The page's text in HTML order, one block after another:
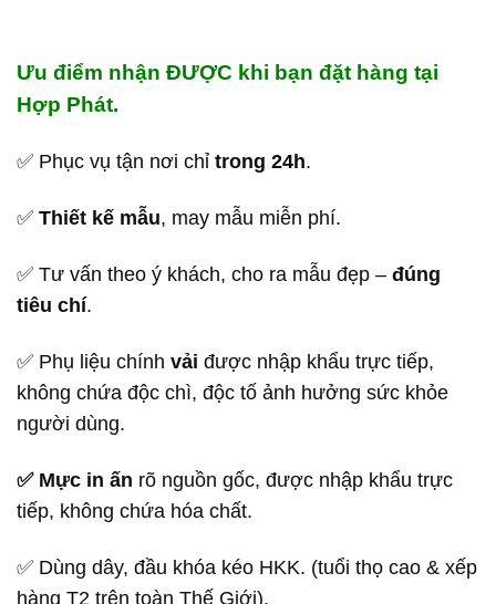
Ưu điểm nhận ĐƯỢC khi bạn đặt hàng tại
Hợp Phát.
✅ Phục vụ tận nơi chỉ trong 24h.
✅ Thiết kế mẫu, may mẫu miễn phí.
✅ Tư vấn theo ý khách, cho ra mẫu đẹp – đúng
tiêu chí.
✅ Phụ liệu chính vải được nhập khẩu trực tiếp,
không chứa độc chì, độc tố ảnh hưởng sức khỏe
người dùng.
✅ Mực in ấn rõ nguồn gốc, được nhập khẩu trực
tiếp, không chứa hóa chất.
✅ Dùng dây, đầu khóa kéo HKK. (tuổi thọ cao & xếp
hàng T2 trên toàn Thế Giới).